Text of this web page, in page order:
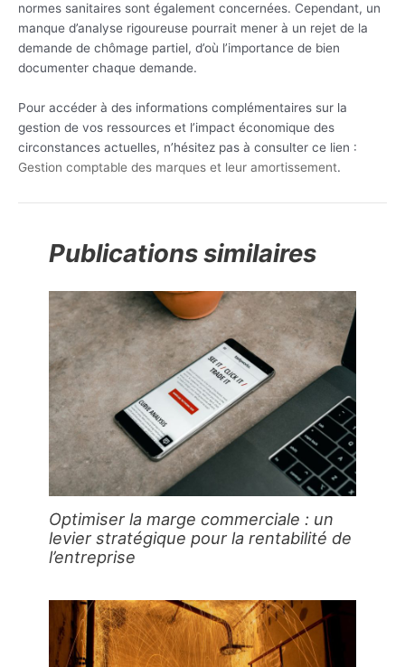
normes sanitaires sont également concernées. Cependant, un
manque d’analyse rigoureuse pourrait mener à un rejet de la
demande de chômage partiel, d’où l’importance de bien
documenter chaque demande.
Pour accéder à des informations complémentaires sur la
gestion de vos ressources et l’impact économique des
circonstances actuelles, n’hésitez pas à consulter ce lien :
Gestion comptable des marques et leur amortissement.
Publications similaires
Optimiser la marge commerciale : un
levier stratégique pour la rentabilité de
l’entreprise